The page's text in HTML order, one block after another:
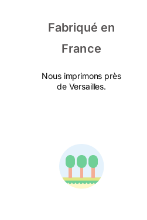
Fabriqué en
France
Nous imprimons près
de Versailles.